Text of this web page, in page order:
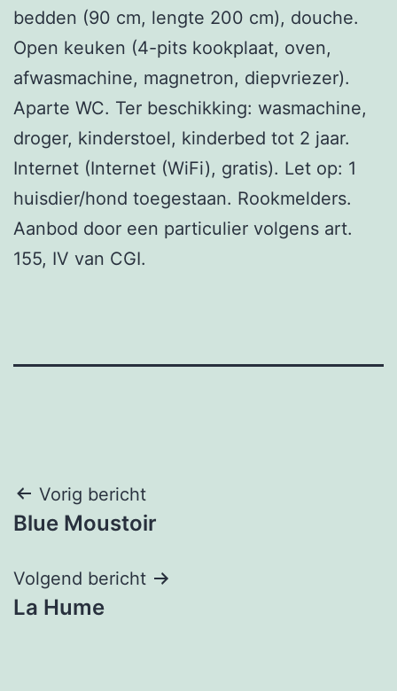
bedden (90 cm, lengte 200 cm), douche.
Open keuken (4-pits kookplaat, oven,
afwasmachine, magnetron, diepvriezer).
Aparte WC. Ter beschikking: wasmachine,
droger, kinderstoel, kinderbed tot 2 jaar.
Internet (Internet (WiFi), gratis). Let op: 1
huisdier/hond toegestaan. Rookmelders.
Aanbod door een particulier volgens art.
155, IV van CGI.
Bericht
navigatie
Vorig bericht
Blue Moustoir
Volgend bericht
La Hume